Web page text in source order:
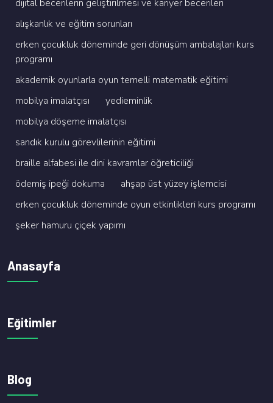
di̇ji̇tal beceri̇leri̇n geli̇şti̇ri̇lmesi̇ ve kari̇yer beceri̇leri̇
alişkanlik ve eği̇ti̇m sorunlari
erken çocukluk dönemi̇nde geri̇ dönüşüm ambalajlari kurs
programi
akademi̇k oyunlarla oyun temelli̇ matemati̇k eği̇ti̇mi̇
mobi̇lya i̇malatçisi
yedi̇emi̇nli̇k
mobi̇lya döşeme i̇malatçisi
sandik kurulu görevli̇leri̇ni̇n eği̇ti̇mi̇
brai̇lle alfabesi̇ i̇le di̇ni̇ kavramlar öğreti̇ci̇li̇ği̇
ödemi̇ş i̇peği̇ dokuma
ahşap üst yüzey i̇şlemci̇si̇
erken çocukluk dönemi̇nde oyun etki̇nli̇kleri̇ kurs programi
şeker hamuru çi̇çek yapimi
Anasayfa
Eğitimler
Blog